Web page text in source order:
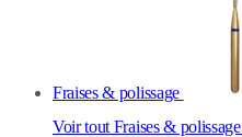
Fraises & polissage
Voir tout Fraises & polissage